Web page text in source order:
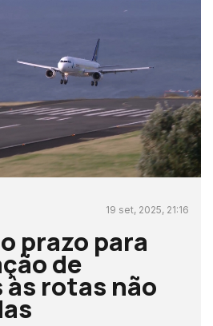
19 set, 2025, 21:16
prazo para
de
rotas não